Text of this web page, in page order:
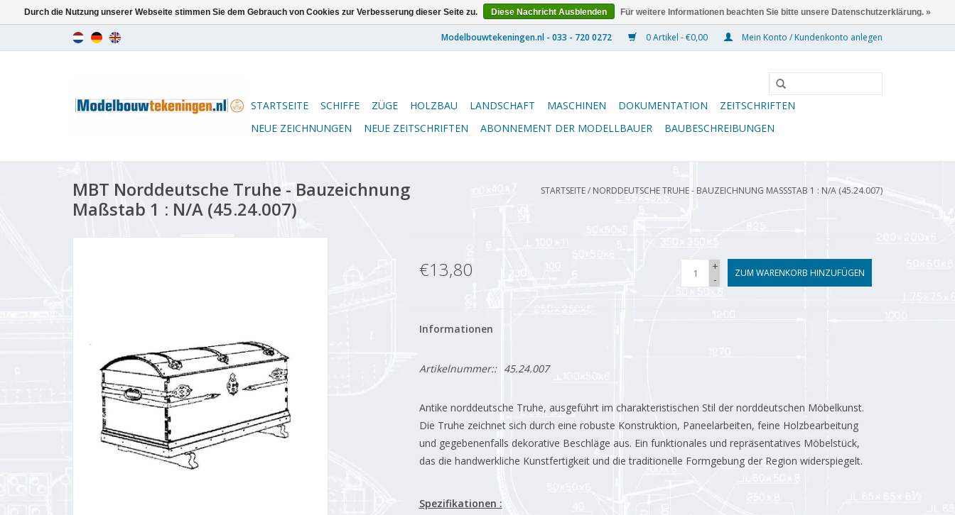
0 Artikel - €0,00 Mein Konto / Kundenkonto anlegen
STARTSEITE SCHIFFE ZÜGE HOLZBAU LANDSCHAFT MASCHINEN DOKUMENTATION
ZEITSCHRIFTEN
NEUE ZEICHNUNGEN
NEUE ZEITSCHRIFTEN ABONNEMENT DER MODELLBAUER BAUBESCHREIBUNGEN
MBT Norddeutsche Truhe - Bauzeichnung
Maßstab 1 : N/A (45.24.007)
STARTSEITE/ NORDDEUTSCHE TRUHE - BAUZEICHNUNG MASSSTAB 1 : N/A (45.24.007)
€13,80
+
-
ZUM WARENKORB HINZUFÜGEN
Informationen
Artikelnummer:: 45.24.007
Antike norddeutsche Truhe, ausgeführt im charakteristischen Stil der norddeutschen Möbelkunst.
Die Truhe zeichnet sich durch eine robuste Konstruktion, Paneelarbeiten, feine Holzbearbeitung
und gegebenenfalls dekorative Beschläge aus. Ein funktionales und repräsentatives Möbelstück,
das die handwerkliche Kunstfertigkeit und die traditionelle Formgebung der Region widerspiegelt.
Spezifikationen :
Durch die Nutzung unserer Webseite stimmen Sie dem Gebrauch von Cookies zur Verbesserung dieser Seite zu. Diese Nachricht Ausblenden Für weitere Informationen beachten Sie bitte unsere Datenschutzerklärung. »